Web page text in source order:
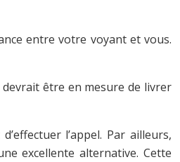
entre votre voyant et vous.
être en mesure de livrer
l’appel. Par ailleurs,
excellente alternative. Cette